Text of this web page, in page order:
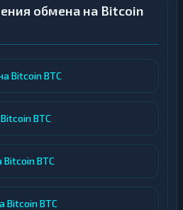
обмена на Bitcoin
Bitcoin BTC
BTC
BTC
Bitcoin BTC